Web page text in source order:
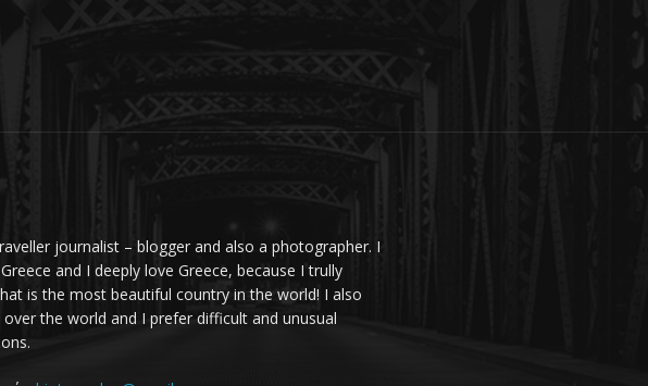
journalist – blogger and also a photographer. I
and I deeply love Greece, because I trully
is the most beautiful country in the world! I also
over the world and I prefer difficult and unusual